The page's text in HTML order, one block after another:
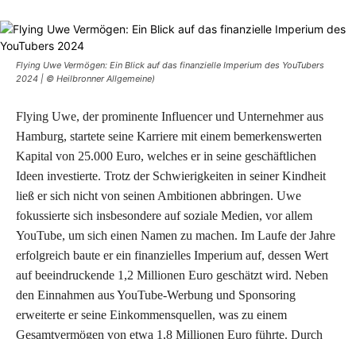
Flying Uwe Vermögen: Ein Blick auf das finanzielle Imperium des YouTubers
2024 | © Heilbronner Allgemeine)
Flying Uwe, der prominente Influencer und Unternehmer aus
Hamburg, startete seine Karriere mit einem bemerkenswerten
Kapital von 25.000 Euro, welches er in seine geschäftlichen
Ideen investierte. Trotz der Schwierigkeiten in seiner Kindheit
ließ er sich nicht von seinen Ambitionen abbringen. Uwe
fokussierte sich insbesondere auf soziale Medien, vor allem
YouTube, um sich einen Namen zu machen. Im Laufe der Jahre
erfolgreich baute er ein finanzielles Imperium auf, dessen Wert
auf beeindruckende 1,2 Millionen Euro geschätzt wird. Neben
den Einnahmen aus YouTube-Werbung und Sponsoring
erweiterte er seine Einkommensquellen, was zu einem
Gesamtvermögen von etwa 1,8 Millionen Euro führte. Durch